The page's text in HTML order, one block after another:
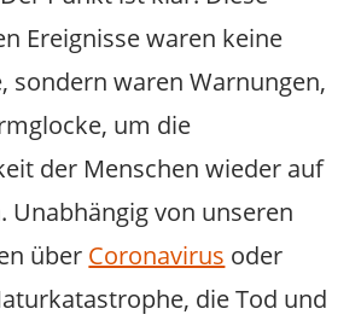
Ereignisse waren keine
sondern waren Warnungen,
um die
der Menschen wieder auf
Unabhängig von unseren
über Coronavirus oder
die Tod und